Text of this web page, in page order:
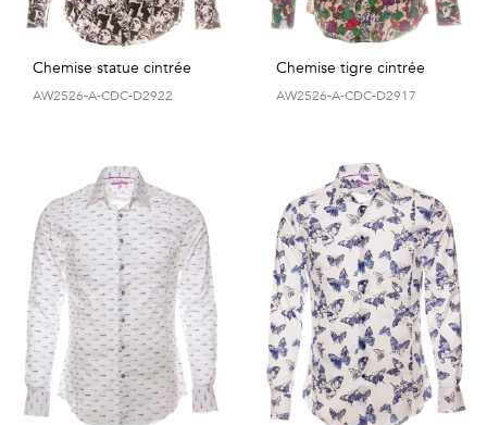
Chemise statue cintrée
AW2526-A-CDC-D2922
Chemise tigre cintrée
AW2526-A-CDC-D2917